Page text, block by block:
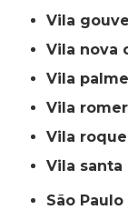
vila
vila
vila
vila
vila roque
vila
São Paulo